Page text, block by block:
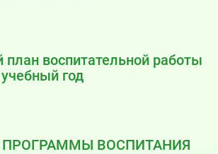
воспитательной работы
год
ПРОГРАММЫ ВОСПИТАНИЯ